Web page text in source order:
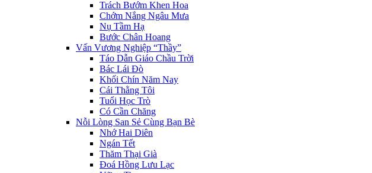
Trách Bướm Khen Hoa
Chớm Nắng Ngâu Mưa
Nụ Tầm Hạ
Bước Chân Hoang
Vấn Vương Nghiệp “Thầy”
Táo Dẫn Giáo Chầu Trời
Bác Lái Đò
Khối Chín Năm Nay
Cái Thằng Tôi
Tuổi Học Trò
Có Cần Chăng
Nỗi Lòng San Sẻ Cùng Bạn Bè
Nhớ Hai Diên
Ngán Tết
Thăm Thại Già
Đoá Hồng Lưu Lạc